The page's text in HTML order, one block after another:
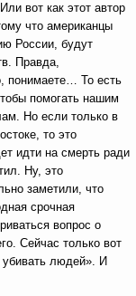
вот как этот автор
что американцы
России, будут
Правда,
понимаете… То есть
помогать нашим
Но если только в
то это
идти на смерть ради
Ну, это
заметили, что
срочная
вопрос о
Сейчас только вот
людей». И